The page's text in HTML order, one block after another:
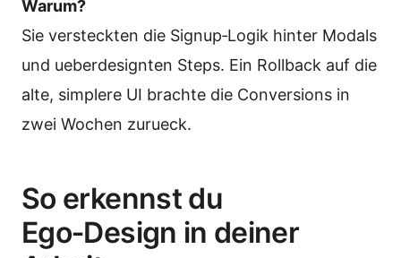
Warum?
Sie versteckten die Signup‑Logik hinter Modals
und ueberdesignten Steps. Ein Rollback auf die
alte, simplere UI brachte die Conversions in
zwei Wochen zurueck.
So erkennst du
Ego‑Design in deiner